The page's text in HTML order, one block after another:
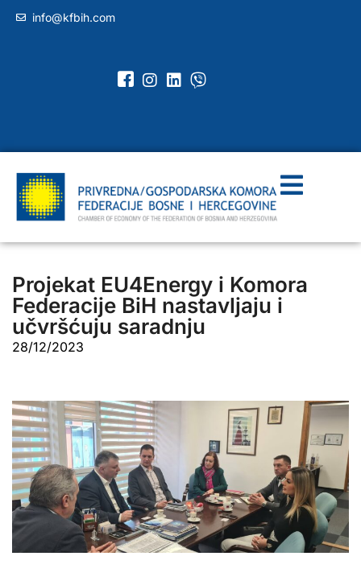
info@kfbih.com
Projekat EU4Energy i Komora
Federacije BiH nastavljaju i
učvršćuju saradnju
28/12/2023